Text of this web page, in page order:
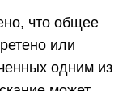
что общее
или
одним из